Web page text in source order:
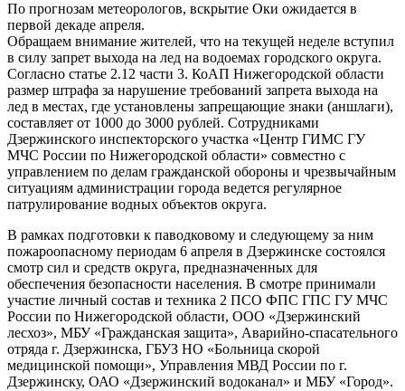
По прогнозам метеорологов, вскрытие Оки ожидается в
первой декаде апреля.
Обращаем внимание жителей, что на текущей неделе вступил
в силу запрет выхода на лед на водоемах городского округа.
Согласно статье 2.12 части 3. КоАП Нижегородской области
размер штрафа за нарушение требований запрета выхода на
лед в местах, где установлены запрещающие знаки (аншлаги),
составляет от 1000 до 3000 рублей. Сотрудниками
Дзержинского инспекторского участка «Центр ГИМС ГУ
МЧС России по Нижегородской области» совместно с
управлением по делам гражданской обороны и чрезвычайным
ситуациям администрации города ведется регулярное
патрулирование водных объектов округа.
В рамках подготовки к паводковому и следующему за ним
пожароопасному периодам 6 апреля в Дзержинске состоялся
смотр сил и средств округа, предназначенных для
обеспечения безопасности населения. В смотре принимали
участие личный состав и техника 2 ПСО ФПС ГПС ГУ МЧС
России по Нижегородской области, ООО «Дзержинский
лесхоз», МБУ «Гражданская защита», Аварийно-спасательного
отряда г. Дзержинска, ГБУЗ НО «Больница скорой
медицинской помощи», Управления МВД России по г.
Дзержинску, ОАО «Дзержинский водоканал» и МБУ «Город».